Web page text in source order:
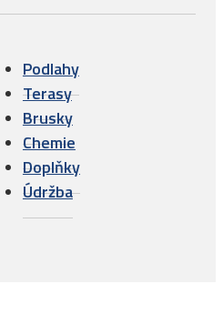
Podlahy
Terasy
Brusky
Chemie
Doplňky
Údržba